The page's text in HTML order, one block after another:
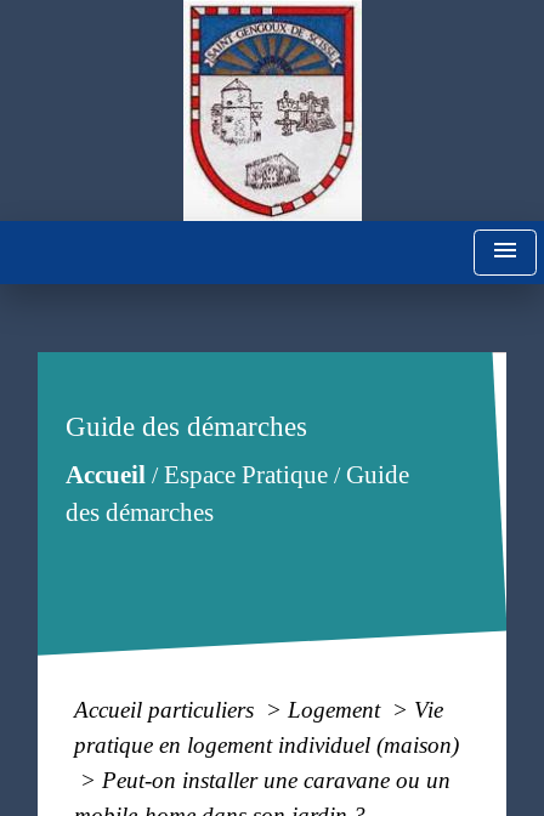
menu
Guide des démarches
Accueil/Espace Pratique/Guide
des démarches
Accueil particuliers > Logement > Vie
pratique en logement individuel (maison)
> Peut-on installer une caravane ou un